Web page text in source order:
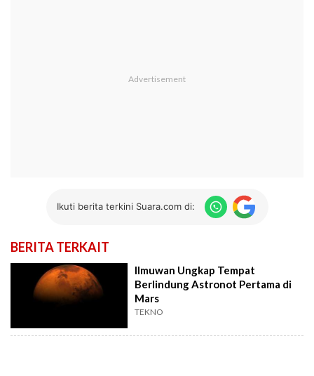
Ikuti berita terkini Suara.com di:
BERITA TERKAIT
Ilmuwan Ungkap Tempat
Berlindung Astronot Pertama di
Mars
TEKNO